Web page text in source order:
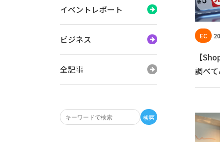
検索
イベントレポート
ビジネス
全記事
【
調べ